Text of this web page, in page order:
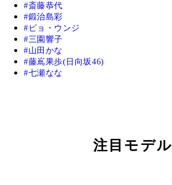
斎藤恭代
鍛治島彩
ピョ・ウンジ
三園響子
山田かな
藤嶌果歩(日向坂46)
七瀬なな
注目モデル